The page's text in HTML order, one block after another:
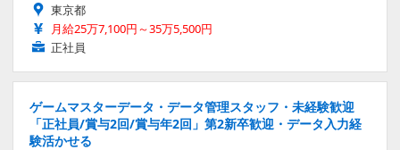
東京都
月給25万7,100円～35万5,500円
正社員
ゲームマスターデータ・データ管理スタッフ・未経験歓迎
「正社員/賞与2回/賞与年2回」第2新卒歓迎・データ入力経
験活かせる